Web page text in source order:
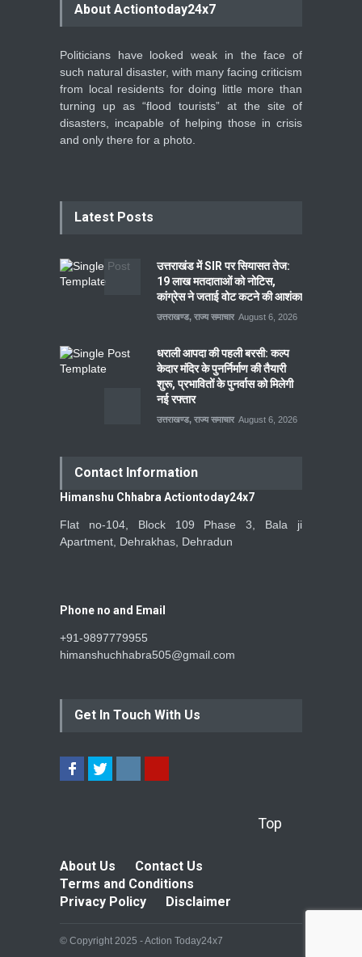
About Actiontoday24x7
Politicians have looked weak in the face of
such natural disaster, with many facing criticism
from local residents for doing little more than
turning up as “flood tourists” at the site of
disasters, incapable of helping those in crisis
and only there for a photo.
Latest Posts
उत्तराखंड में SIR पर सियासत तेज:
19 लाख मतदाताओं को नोटिस,
कांग्रेस ने जताई वोट कटने की आशंका
उत्तराखण्ड, राज्य समाचार August 6, 2026
धराली आपदा की पहली बरसी: कल्प
केदार मंदिर के पुनर्निर्माण की तैयारी
शुरू, प्रभावितों के पुनर्वास को मिलेगी
नई रफ्तार
उत्तराखण्ड, राज्य समाचार August 6, 2026
Contact Information
Himanshu Chhabra Actiontoday24x7
Flat no-104, Block 109 Phase 3, Bala ji
Apartment, Dehrakhas, Dehradun
Phone no and Email
+91-9897779955
himanshuchhabra505@gmail.com
Get In Touch With Us
Top
About Us
Contact Us
Terms and Conditions
Privacy Policy
Disclaimer
© Copyright 2025 - Action Today24x7